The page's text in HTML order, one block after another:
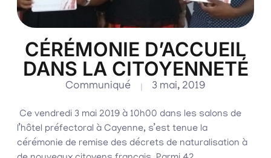
CÉRÉMONIE D’ACCUEIL
DANS LA CITOYENNETÉ
Communiqué 3 mai, 2019
Ce vendredi 3 mai 2019 à 10h00 dans les salons de
l’hôtel préfectoral à Cayenne, s’est tenue la
cérémonie de remise des décrets de naturalisation à